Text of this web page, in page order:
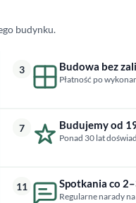
budynku.
3 Budowa bez
Płatność po
7 Budujemy od
Ponad 30 lat
11 Spotkania co
Regularne narady